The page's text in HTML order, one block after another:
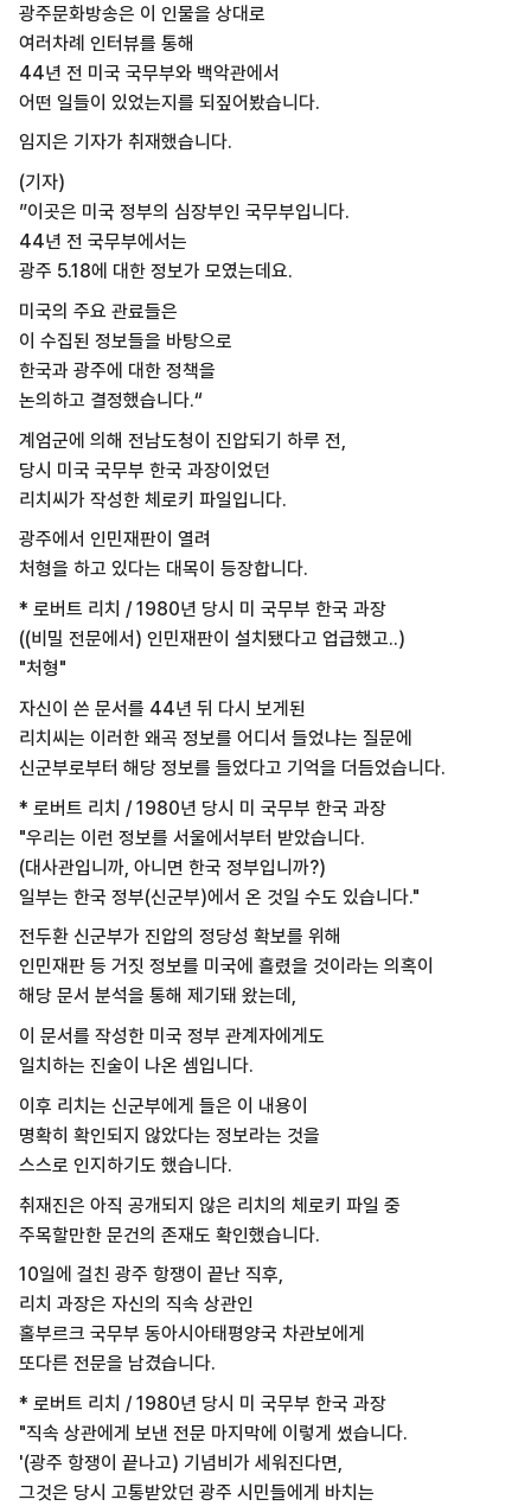
광주문화방송은 이 인물을 상대로
여러차례 인터뷰를 통해
44년 전 미국 국무부와 백악관에서
어떤 일들이 있었는지를 되짚어봤습니다.
임지은 기자가 취재했습니다.
(기자)
”이곳은 미국 정부의 심장부인 국무부입니다.
44년 전 국무부에서는
광주 5.18에 대한 정보가 모였는데요.
미국의 주요 관료들은
이 수집된 정보들을 바탕으로
한국과 광주에 대한 정책을
논의하고 결정했습니다.“
계엄군에 의해 전남도청이 진압되기 하루 전,
당시 미국 국무부 한국 과장이었던
리치씨가 작성한 체로키 파일입니다.
광주에서 인민재판이 열려
처형을 하고 있다는 대목이 등장합니다.
* 로버트 리치 / 1980년 당시 미 국무부 한국 과장
((비밀 전문에서) 인민재판이 설치됐다고 업급했고..)
"처형"
자신이 쓴 문서를 44년 뒤 다시 보게된
리치씨는 이러한 왜곡 정보를 어디서 들었냐는 질문에
신군부로부터 해당 정보를 들었다고 기억을 더듬었습니다.
* 로버트 리치 / 1980년 당시 미 국무부 한국 과장
"우리는 이런 정보를 서울에서부터 받았습니다.
(대사관입니까, 아니면 한국 정부입니까?)
일부는 한국 정부(신군부)에서 온 것일 수도 있습니다."
전두환 신군부가 진압의 정당성 확보를 위해
인민재판 등 거짓 정보를 미국에 흘렸을 것이라는 의혹이
해당 문서 분석을 통해 제기돼 왔는데,
이 문서를 작성한 미국 정부 관계자에게도
일치하는 진술이 나온 셈입니다.
이후 리치는 신군부에게 들은 이 내용이
명확히 확인되지 않았다는 정보라는 것을
스스로 인지하기도 했습니다.
취재진은 아직 공개되지 않은 리치의 체로키 파일 중
주목할만한 문건의 존재도 확인했습니다.
10일에 걸친 광주 항쟁이 끝난 직후,
리치 과장은 자신의 직속 상관인
홀부르크 국무부 동아시아태평양국 차관보에게
또다른 전문을 남겼습니다.
* 로버트 리치 / 1980년 당시 미 국무부 한국 과장
"직속 상관에게 보낸 전문 마지막에 이렇게 썼습니다.
'(광주 항쟁이 끝나고) 기념비가 세워진다면,
그것은 당시 고통받았던 광주 시민들에게 바치는